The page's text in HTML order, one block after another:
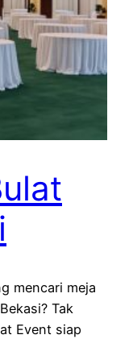
mencari meja
Tak
Event siap